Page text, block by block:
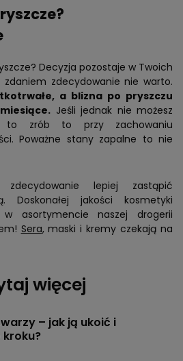
Decyzja pozostaje w Twoich
zdecydowanie nie warto.
a blizna po pryszczu
Jeśli jednak nie możesz
to zrób to przy zachowaniu
Poważne stany zapalne to nie
zdecydowanie lepiej zastąpić
Doskonałej jakości kosmetyki
w asortymencie naszej drogerii
Sera, maski i kremy czekają na
więcej
– jak ją ukoić i